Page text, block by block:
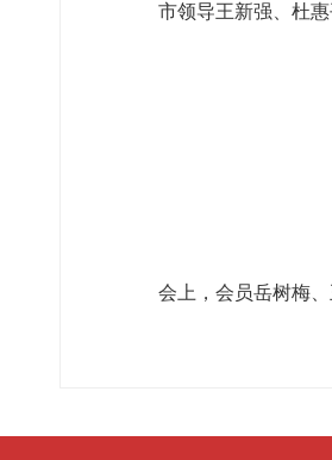
市领导王新强、杜
会上，会员岳树梅